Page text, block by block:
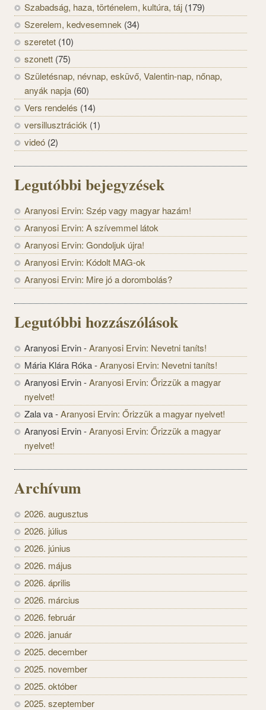
Szabadság, haza, történelem, kultúra, táj (179)
Szerelem, kedvesemnek (34)
szeretet (10)
szonett (75)
Születésnap, névnap, esküvő, Valentin-nap, nőnap,
anyák napja (60)
Vers rendelés (14)
versillusztrációk (1)
videó (2)
Legutóbbi bejegyzések
Aranyosi Ervin: Szép vagy magyar hazám!
Aranyosi Ervin: A szívemmel látok
Aranyosi Ervin: Gondoljuk újra!
Aranyosi Ervin: Kódolt MAG-ok
Aranyosi Ervin: Mire jó a dorombolás?
Legutóbbi hozzászólások
Aranyosi Ervin-Aranyosi Ervin: Nevetni taníts!
Mária Klára Róka-Aranyosi Ervin: Nevetni taníts!
Aranyosi Ervin-Aranyosi Ervin: Őrizzük a magyar
nyelvet!
Zala va-Aranyosi Ervin: Őrizzük a magyar nyelvet!
Aranyosi Ervin-Aranyosi Ervin: Őrizzük a magyar
nyelvet!
Archívum
2026. augusztus
2026. július
2026. június
2026. május
2026. április
2026. március
2026. február
2026. január
2025. december
2025. november
2025. október
2025. szeptember